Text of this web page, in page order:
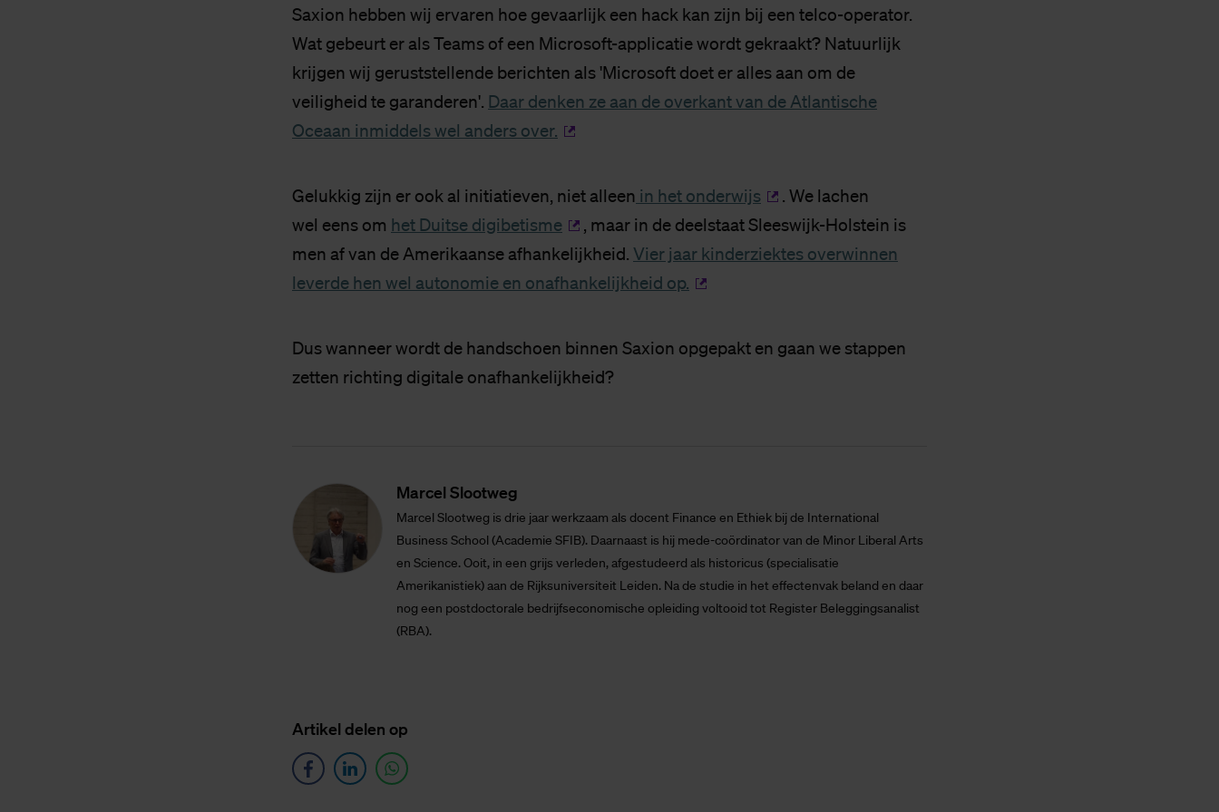
Saxion hebben wij ervaren hoe gevaarlijk een hack kan zijn bij een telco-operator.
Wat gebeurt er als Teams of een Microsoft-applicatie wordt gekraakt? Natuurlijk
krijgen wij geruststellende berichten als 'Microsoft doet er alles aan om de
veiligheid te garanderen'. Daar denken ze aan de overkant van de Atlantische
Oceaan inmiddels wel anders over.
Gelukkig zijn er ook al initiatieven, niet alleen in het onderwijs
. We lachen
wel eens om het Duitse digibetisme
, maar in de deelstaat Sleeswijk-Holstein is
men af van de Amerikaanse afhankelijkheid. Vier jaar kinderziektes overwinnen
leverde hen wel autonomie en onafhankelijkheid op.
Dus wanneer wordt de handschoen binnen Saxion opgepakt en gaan we stappen
zetten richting digitale onafhankelijkheid?
Mar­cel Sloot­weg
Marcel Slootweg is drie jaar werkzaam als docent Finance en Ethiek bij de International
Business School (Academie SFIB). Daarnaast is hij mede-coördinator van de Minor Liberal Arts
en Science. Ooit, in een grijs verleden, afgestudeerd als historicus (specialisatie
Amerikanistiek) aan de Rijksuniversiteit Leiden. Na de studie in het effectenvak beland en daar
nog een postdoctorale bedrijfseconomische opleiding voltooid tot Register Beleggingsanalist
(RBA).
Ar­ti­kel de­len op